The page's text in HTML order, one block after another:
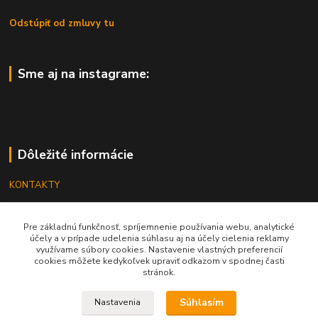
Odstúpiť od zmluvy tu
Sme aj na instagrame:
Dôležité informácie
KONTAKTY
REKLAMÁCIE
KATALÓGY
Pre základnú funkčnosť, spríjemnenie používania webu, analytické
účely a v prípade udelenia súhlasu aj na účely cielenia reklamy
využívame súbory cookies. Nastavenie vlastných preferencií
cookies môžete kedykoľvek upraviť odkazom v spodnej časti
stránok.
Nastavenia Súhlasím